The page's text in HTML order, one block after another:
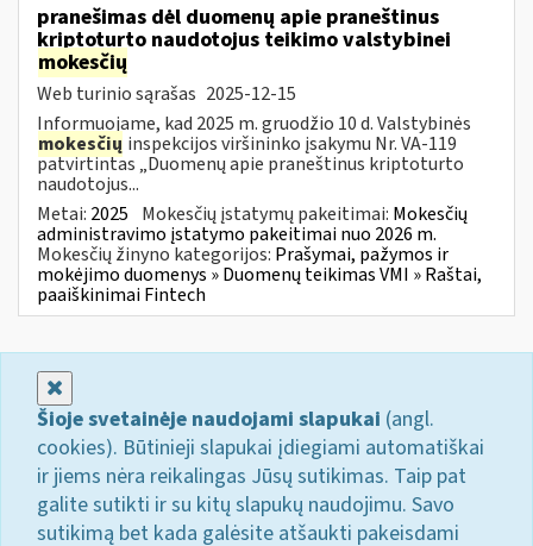
pranešimas dėl duomenų apie praneštinus
kriptoturto naudotojus teikimo valstybinei
mokesčių
Web turinio sąrašas 2025-12-15
Informuojame, kad 2025 m. gruodžio 10 d. Valstybinės
mokesčių inspekcijos viršininko įsakymu Nr. VA-119
patvirtintas „Duomenų apie praneštinus kriptoturto
naudotojus...
Metai: 2025 Mokesčių įstatymų pakeitimai: Mokesčių
administravimo įstatymo pakeitimai nuo 2026 m.
Mokesčių žinyno kategorijos: Prašymai, pažymos ir
mokėjimo duomenys » Duomenų teikimas VMI » Raštai,
paaiškinimai Fintech
Šioje svetainėje naudojami slapukai (angl.
cookies). Būtinieji slapukai įdiegiami automatiškai
ir jiems nėra reikalingas Jūsų sutikimas. Taip pat
galite sutikti ir su kitų slapukų naudojimu. Savo
sutikimą bet kada galėsite atšaukti pakeisdami